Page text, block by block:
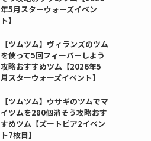
年5月スターウォーズイベン
ト】
【ツムツム】ヴィランズのツム
を使って5回フィーバーしよう
攻略おすすめツム【2026年5
月スターウォーズイベント】
【ツムツム】ウサギのツムでマ
イツムを280個消そう攻略おす
すめツム【ズートピア2イベン
ト7枚目】